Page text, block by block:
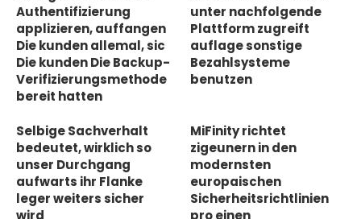
Authentifizierung
applizieren, auffangen
Die kunden allemal, sic
Die kunden Die Backup-
Verifizierungsmethode
bereit hatten
unter nachfolgende
Plattform zugreift
auflage sonstige
Bezahlsysteme
benutzen
Selbige Sachverhalt
bedeutet, wirklich so
unser Durchgang
aufwarts ihr Flanke
leger weiters sicher
wird
MiFinity richtet
zigeunern in den
modernsten
europaischen
Sicherheitsrichtlinien
pro einen